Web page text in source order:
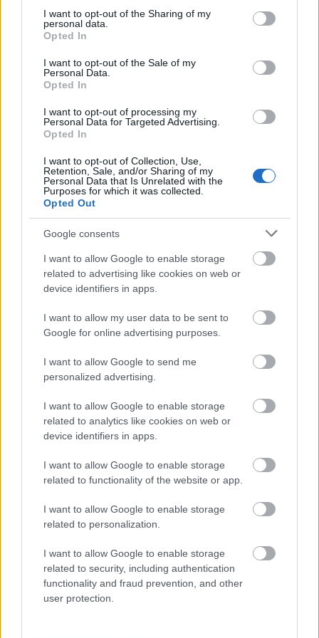
not limited to your visit or usage behaviour. You may click to
grant or deny consent to Google and its third-party tags to
use your data for below specified purposes in below Google
consent section.
I want to opt-out of the Sharing of my
personal data.
Opted In
I want to opt-out of the Sale of my
Personal Data.
Opted In
I want to opt-out of processing my
Personal Data for Targeted Advertising.
Opted In
I want to opt-out of Collection, Use,
Retention, Sale, and/or Sharing of my
Personal Data that Is Unrelated with the
Purposes for which it was collected.
Opted Out
Google consents
I want to allow Google to enable storage
related to advertising like cookies on web or
device identifiers in apps.
I want to allow my user data to be sent to
Google for online advertising purposes.
I want to allow Google to send me
personalized advertising.
I want to allow Google to enable storage
related to analytics like cookies on web or
device identifiers in apps.
I want to allow Google to enable storage
related to functionality of the website or app.
I want to allow Google to enable storage
related to personalization.
I want to allow Google to enable storage
related to security, including authentication
functionality and fraud prevention, and other
user protection.
επίδομα έως 2.000€, δεν έχει ακόμη
οριστικοποιημένη ημερομηνία δημοσίευσης. Οι
τελευταίες πληροφορίες αναφέρουν μικρή
καθυστέρηση στην έκδοση της σχετικής
ανακοίνωση μέσα στον Ιούλιο.
Προλάβετε την εκδήλωση ενδιαφέροντος
το ΕΚΕΚ ATHENA
Προλάβετε την εκδήλωση ενδιαφέροντος
το goLearn
ΑΣΕΠ: Πιστοποίηση Αγγλικών σε
μόνο 2 ημέρες στα χέρια σας
ΑΣΕΠ: Εξ αποστάσεως η πιο Εύκολη
μέρες
Μάθε πρώτος όλες τις σημαντικές
ειδήσεις.
Βάλε το proson.gr στα αποτελέσματα